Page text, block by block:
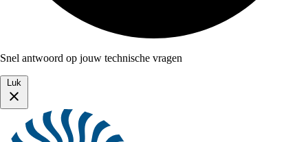
Snel antwoord op jouw technische vragen
Luk